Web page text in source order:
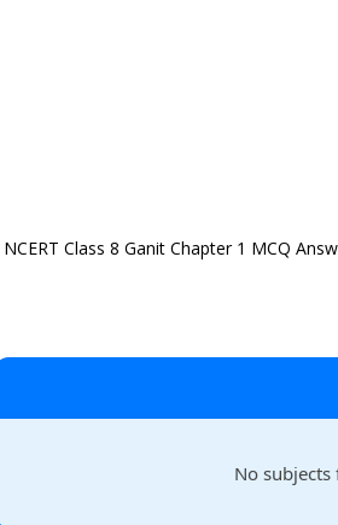
NCERT Class 8 Ganit Chapter 1 MCQ
No subjects